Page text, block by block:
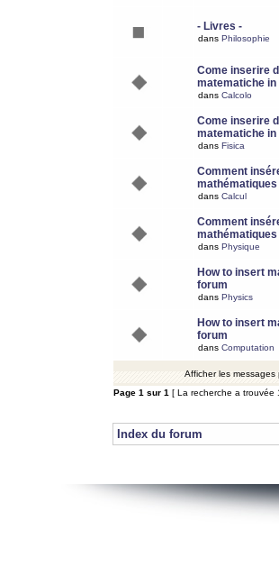
- Livres -
dans Philosophie
Come inserire
matematiche
dans Calcolo
Come inserire
matematiche
dans Fisica
Comment
dans Calcul
Comment
dans Physique
How to insert
forum
dans Physics
How to insert
forum
dans Computation
Afficher les messages
Page 1 sur 1 [ La recherche a trouvée
Index du forum